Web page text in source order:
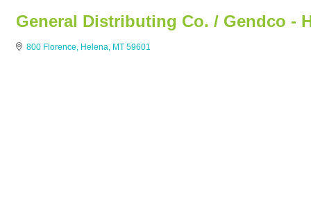
General Distributing Co. / Gendco -
800 Florence Helena MT 59601